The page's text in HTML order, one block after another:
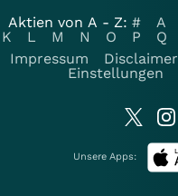
Aktien von A - Z: # A
K
L M N O P Q
Impressum
Disclaimer
Einstellungen
Unsere Apps: